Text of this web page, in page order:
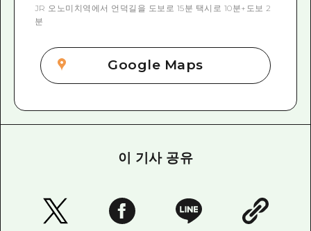
JR 오노미치역에서 언덕길을 도보로 15분 택시로 10분+도보 2
분
Google Maps
이 기사 공유